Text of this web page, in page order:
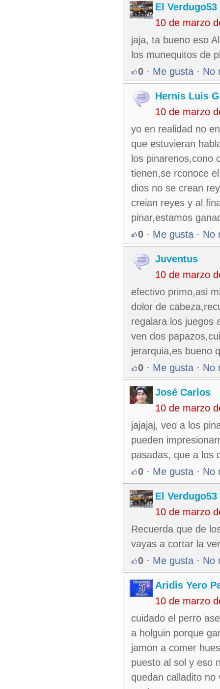
El Verdugo53
10 de marzo
jaja, ta bueno eso
los munequitos de
0 · Me gusta · No
Hernis Luis
10 de marzo
yo en realidad no
que estuvieran
los pinarenos,cono
tienen,se rconoce
dios no se crean
creian reyes y al
pinar,estamos
0 · Me gusta · No
Juventus
10 de marzo
efectivo primo,asi
dolor de
regalara los juegos
ven dos
jerarquia,es bueno
0 · Me gusta · No
José Carlos
10 de marzo
jajajaj, veo a los
pueden
pasadas, que a los
0 · Me gusta · No
El Verdugo53
10 de marzo
Recuerda que de
vayas a cortar la
0 · Me gusta · No
Aridis Yero
10 de marzo
cuidado el perro
a holguin porque
jamon a comer
puesto al sol y eso
quedan calladito